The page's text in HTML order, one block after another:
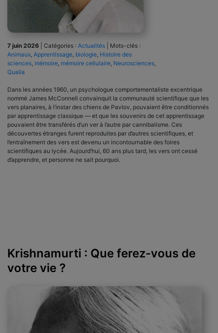
7 juin 2026 Catégories : Actualités
Mots-clés :
Animaux Apprentissage biologie Histoire des
sciences mémoire mémoire cellulaire Neurosciences
Qualia
Dans les années 1960, un psychologue comportementaliste excentrique
nommé James McConnell convainquit la communauté scientifique que les
vers planaires, à l’instar des chiens de Pavlov, pouvaient être conditionnés
par apprentissage classique — et que les souvenirs de cet apprentissage
pouvaient être transférés d’un ver à l’autre par cannibalisme. Ces
découvertes étranges furent reproduites par d’autres scientifiques, et
l’entraînement des vers est devenu un incontournable des foires
scientifiques au lycée. Aujourd’hui, 60 ans plus tard, les vers ont cessé
d’apprendre, et personne ne sait pourquoi.
Krishnamurti : Que ferez-vous de
votre vie ?